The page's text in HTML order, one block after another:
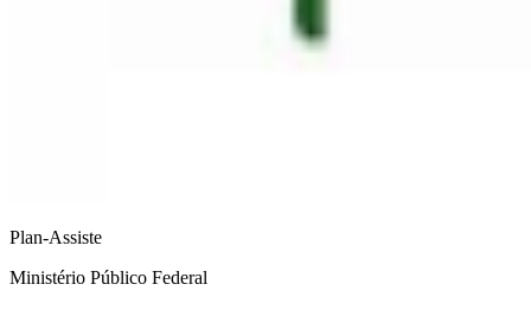
Plan-Assiste
Ministério Público Federal